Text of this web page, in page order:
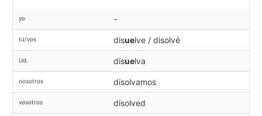
yo -
tú/vos disuelve / disolvé
Ud. disuelva
nosotros disolvamos
vosotros disolved